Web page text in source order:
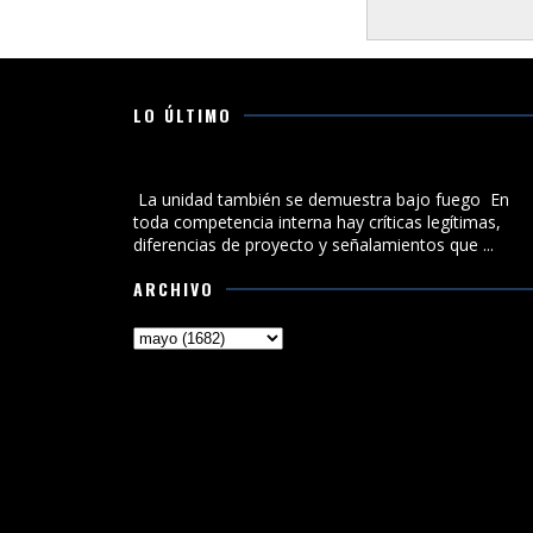
LO ÚLTIMO
La unidad también se demuestra bajo fuego En
toda competencia interna hay críticas legítimas,
diferencias de proyecto y señalamientos que ...
ARCHIVO